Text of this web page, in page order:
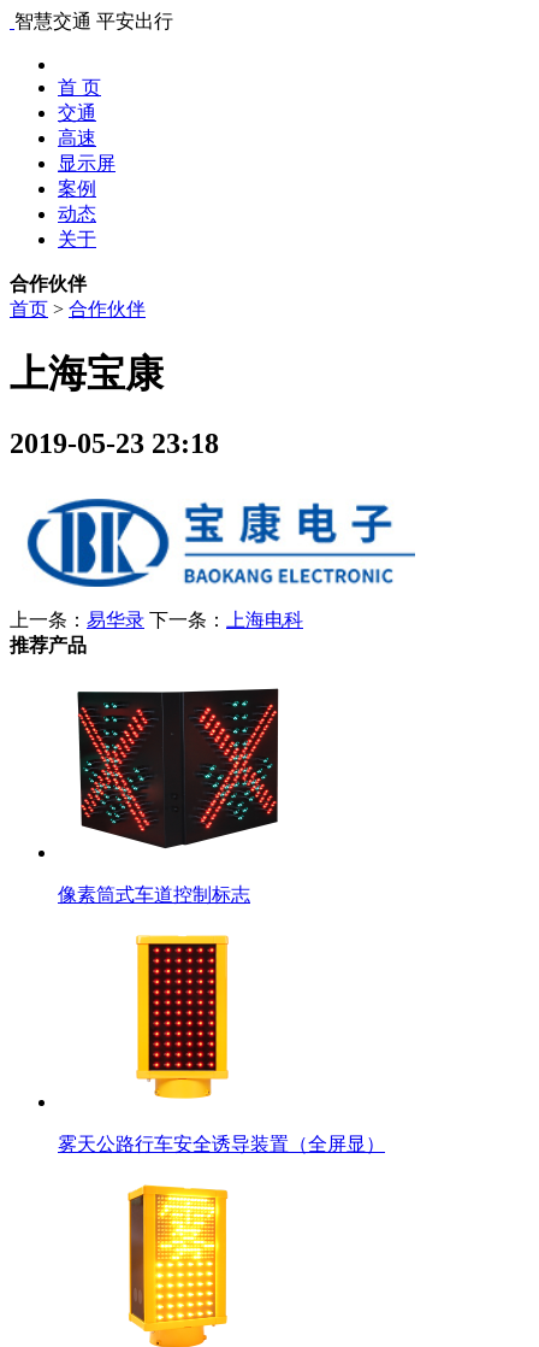
智慧交通 平安出行
首 页
交通
高速
显示屏
案例
动态
关于
合作伙伴
首页 > 合作伙伴
上海宝康
2019-05-23 23:18
上一条： 易华录 下一条：
上海电科
推荐产品
像素筒式车道控制标志
雾天公路行车安全诱导装置（全屏显）